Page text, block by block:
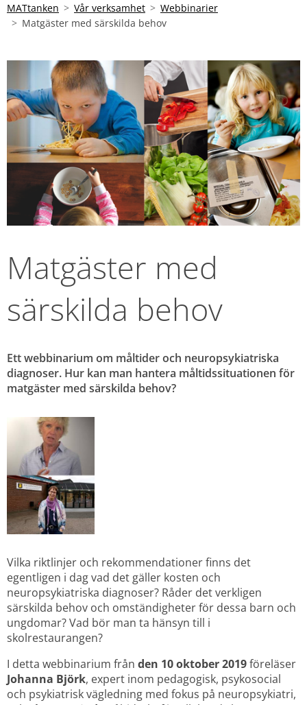
MATtanken Vår verksamhet
Webbinarier
Matgäster med särskilda behov
Matgäster med
särskilda behov
Ett webbinarium om måltider och neuropsykiatriska
diagnoser. Hur kan man hantera måltidssituationen för
matgäster med särskilda behov?
Vilka riktlinjer och rekommendationer finns det
egentligen i dag vad det gäller kosten och
neuropsykiatriska diagnoser? Råder det verkligen
särskilda behov och omständigheter för dessa barn och
ungdomar? Vad bör man ta hänsyn till i
skolrestaurangen?
I detta webbinarium från den 10 oktober 2019
Johanna Björk, expert inom pedagogisk, psykosocial
och psykiatrisk vägledning med fokus på neuropsykiatri,